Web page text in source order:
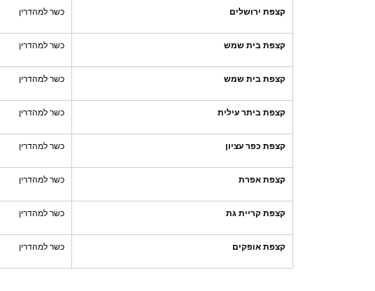
קצפת ירושלים כשר למהדרין
קצפת בית שמש כשר למהדרין
קצפת בית שמש כשר למהדרין
קצפת ביתר עילית כשר למהדרין
קצפת כפר עציון כשר למהדרין
קצפת אפרת כשר למהדרין
קצפת קריית גת כשר למהדרין
קצפת אופקים כשר למהדרין